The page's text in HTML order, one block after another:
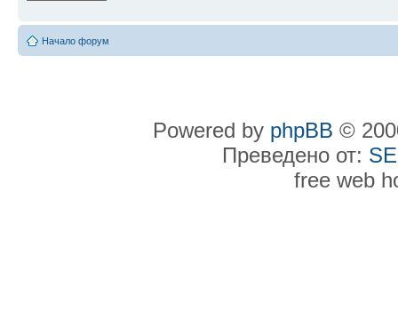
Начало форум
Powered by phpBB ©
Преведено от:
free web